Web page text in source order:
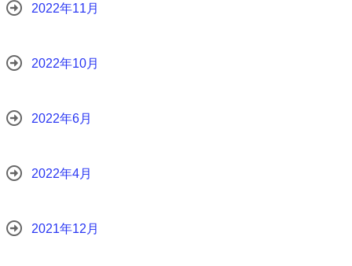
2022年11月
2022年10月
2022年6月
2022年4月
2021年12月